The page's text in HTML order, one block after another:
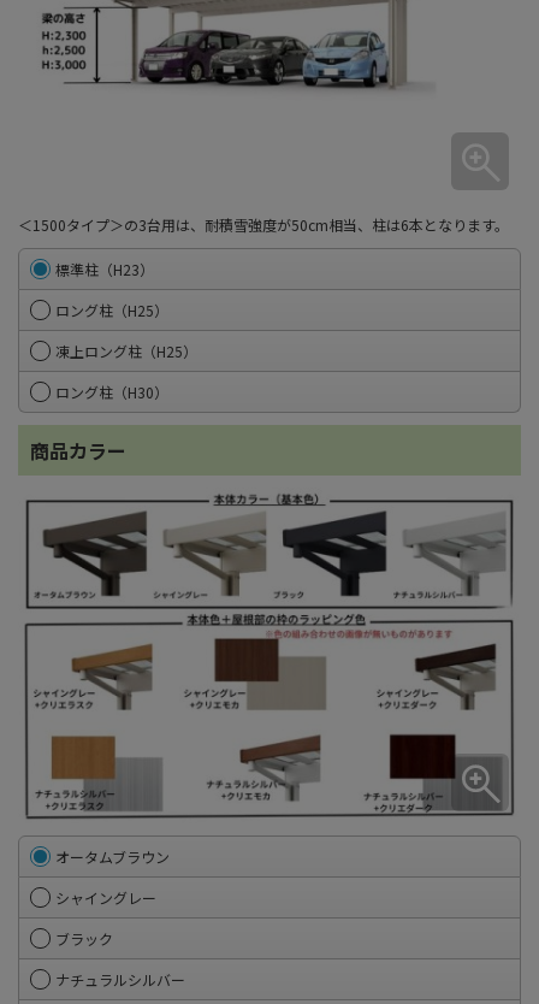
＜1500タイプ＞の3台用は、耐積雪強度が50cm相当、柱は6本となります。
標準柱（H23）
ロング柱（H25）
凍上ロング柱（H25）
ロング柱（H30）
商品カラー
オータムブラウン
シャイングレー
ブラック
ナチュラルシルバー